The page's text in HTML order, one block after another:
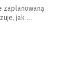
zaplanowaną
jak …